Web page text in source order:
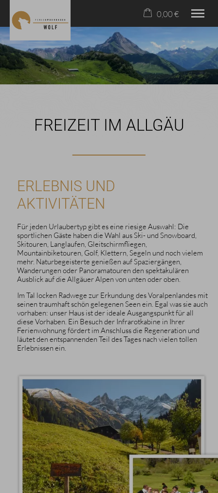
20. bis 27. August
2 Erwachsene
WOHNEN
FREIZEIT
0,00 €
Warenkorb ist leer
FREIZEIT IM ALLGÄU
ERLEBNIS UND
AKTIVITÄTEN
Für jeden Urlaubertyp gibt es eine riesige Auswahl: Die
sportlichen Gäste haben die Wahl aus Ski- und Snowboard,
Skitouren, Langlaufen, Gleitschirmfliegen,
Mountainbiketouren, Golf, Klettern, Segeln und noch vielem
mehr. Naturbegeisterte genießen auf Spaziergängen,
Wanderungen oder Panoramatouren den spektakulären
Ausblick auf die Allgäuer Alpen von unten oder oben.
Im Tal locken Radwege zur Erkundung des Voralpenlandes mit
seinen traumhaft schön gelegenen Seen ein. Egal was sie auch
vorhaben: unser Haus ist der ideale Ausgangspunkt für all
diese Vorhaben. Ein Besuch der Infrarotkabine in Ihrer
Ferienwohnung fördert im Anschluss die Regeneration und
läutet den entspannenden Teil des Tages nach vielen tollen
Erlebnissen ein.